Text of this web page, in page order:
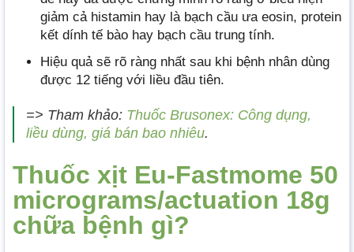
giảm cả histamin hay là bạch cầu ưa eosin, protein
kết dính tế bào hay bạch cầu trung tính.
Hiệu quả sẽ rõ ràng nhất sau khi bệnh nhân dùng
được 12 tiếng với liều đầu tiên.
=> Tham khảo: Thuốc Brusonex: Công dụng,
liều dùng, giá bán bao nhiêu.
Thuốc xịt Eu-Fastmome 50
micrograms/actuation 18g
chữa bệnh gì?